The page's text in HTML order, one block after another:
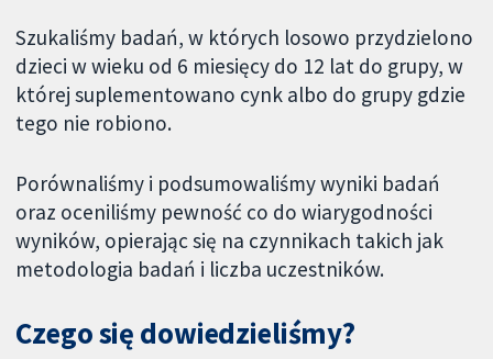
Szukaliśmy badań, w których losowo przydzielono
dzieci w wieku od 6 miesięcy do 12 lat do grupy, w
której suplementowano cynk albo do grupy gdzie
tego nie robiono.
Porównaliśmy i podsumowaliśmy wyniki badań
oraz oceniliśmy pewność co do wiarygodności
wyników, opierając się na czynnikach takich jak
metodologia badań i liczba uczestników.
Czego się dowiedzieliśmy?